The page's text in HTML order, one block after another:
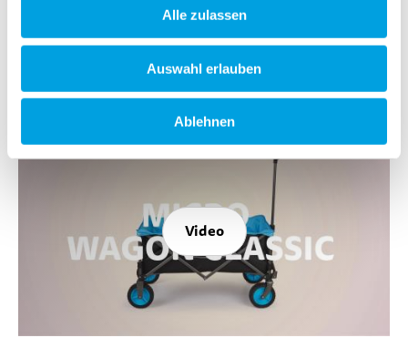
Alle zulassen
Auswahl erlauben
Ablehnen
Mehr Komfort für unterwegs
Video